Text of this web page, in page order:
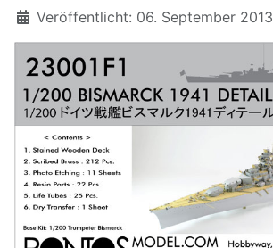
Details
Veröffentlicht: 06. September 2013